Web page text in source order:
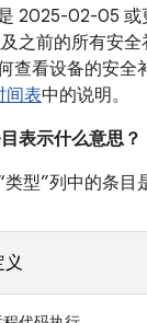
2025-02-05 或
之前的所有安全
查看设备的安全
间表中的说明。
表示什么意思？
型”列中的条目
义